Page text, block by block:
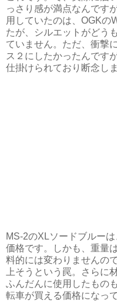
っさり感が満点なんです
用していたのは、OGKの
たが、シルエットがどう
ていません。ただ、衝撃
ス２にしたかったんです
仕掛けられており断念し
MS-2のXLソードブルー
価格です。しかも、重量
料的には変わりませんの
上そうという罠。さらに
ふんだんに使用したもの
転車が買える価格になっ